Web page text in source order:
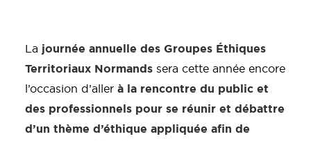
La journée annuelle des Groupes Éthiques
Territoriaux Normands sera cette année encore
l’occasion d’aller à la rencontre du public et
des professionnels pour se réunir et débattre
d’un thème d’éthique appliquée afin de